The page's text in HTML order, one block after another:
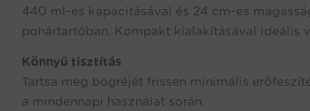
440 ml-es kapacitásával és 24 cm-es
pohártartóban. Kompakt kialakításával ideális
Könnyű tisztítás
Tartsa meg bögréjét frissen minimális
a mindennapi használat során.